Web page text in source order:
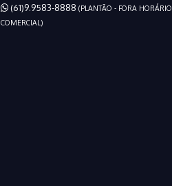
(61)9.9583-8888 (PLANTÃO - FORA HORÁRIO
COMERCIAL)